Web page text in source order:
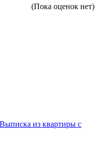
(Пока оценок нет)
Выписка из квартиры с